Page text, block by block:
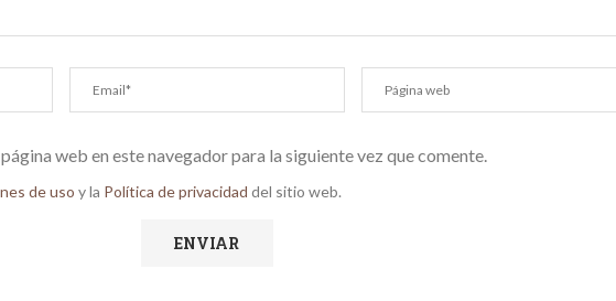
web en este navegador para la siguiente vez que comente.
de uso y la Política de privacidad del sitio web.